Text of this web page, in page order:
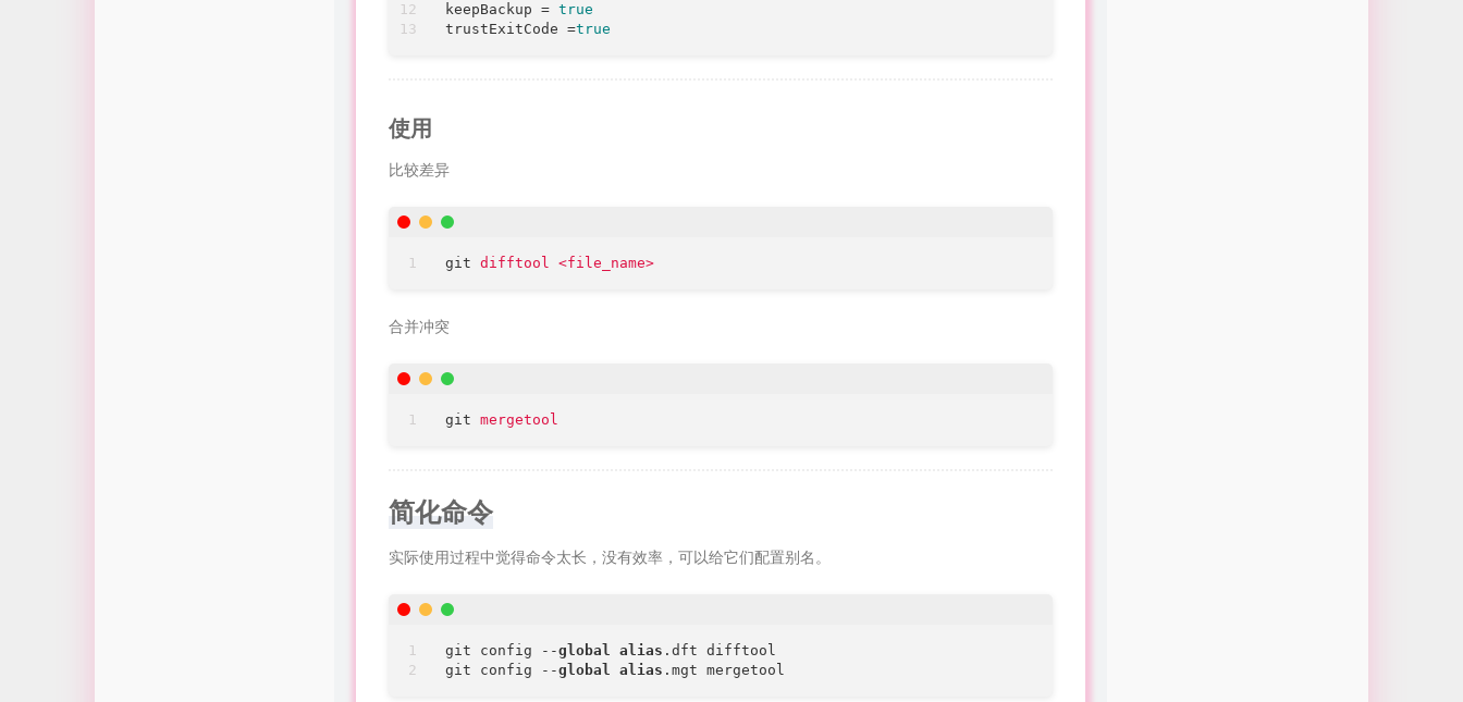
keepBackup = true
trustExitCode =true
使用
比较差异
git difftool <file_name>
合并冲突
git mergetool
简化命令
实际使用过程中觉得命令太长，没有效率，可以给它们配置别名。
git config --global alias .dft difftool
git config --global alias